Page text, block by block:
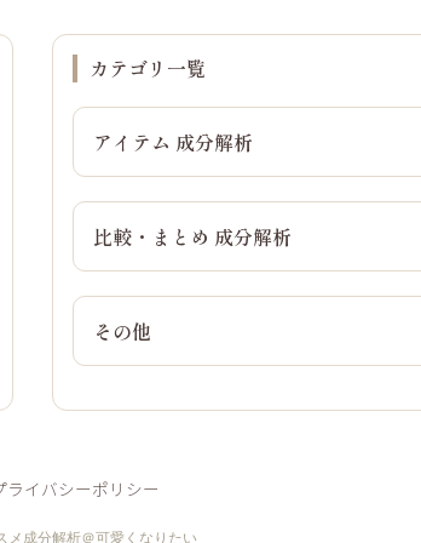
カテゴリ一覧
アイテム 成分解析
比較・まとめ 成分解析
その他
ライバシーポリシー
成分解析＠可愛くなりたい